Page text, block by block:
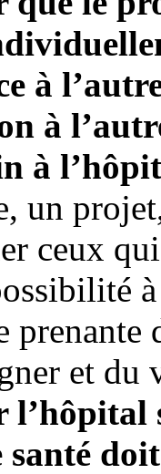
à
à
à
un
ceux
prenante
et du
l’hôpital
santé